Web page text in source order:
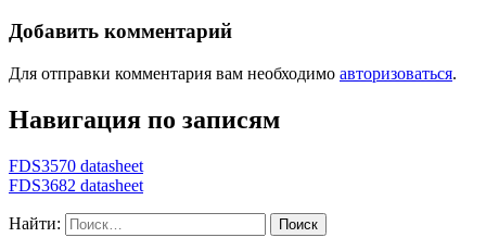
Добавить комментарий
Для отправки комментария вам необходимо авторизоваться.
Навигация по записям
FDS3570 datasheet
FDS3682 datasheet
Найти: